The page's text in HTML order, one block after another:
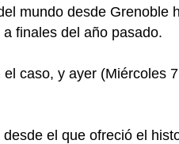
mundo desde Grenoble
finales del año pasado.
caso, y ayer (Miércoles
el que ofreció el